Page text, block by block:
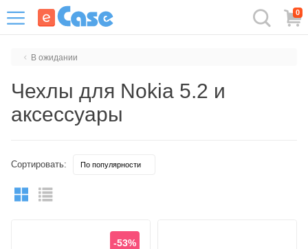
0
В ожидании
Чехлы для Nokia 5.2 и
аксессуары
Сортировать:
-53%